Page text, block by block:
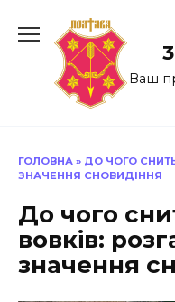
до
Ваш
ГОЛОВНА » ДО ЧОГО
ЗНАЧЕННЯ СНОВИДІННЯ
До чого
вовків:
значення